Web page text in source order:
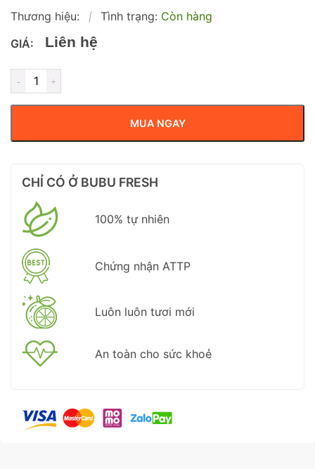
Thương hiệu: | Tình trạng: Còn hàng
GIÁ:
Liên hệ
MUA NGAY
CHỈ CÓ Ở BUBU FRESH
100% tự nhiên
Chứng nhận ATTP
Luôn luôn tươi mới
An toàn cho sức khoẻ